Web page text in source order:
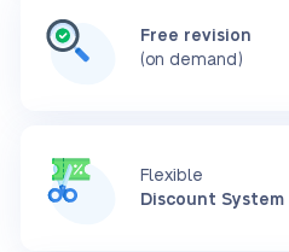
Free revision
(on demand)
Flexible
Discount System